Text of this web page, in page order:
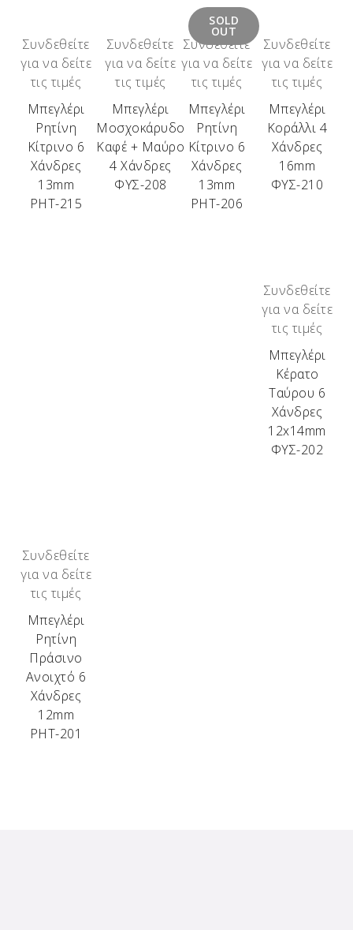
Συνδεθείτε
για να δείτε
τις τιμές
Μπεγλέρι
Ρητίνη
Κίτρινο 6
Χάνδρες
13mm
ΡΗΤ-215
Συνδεθείτε
για να δείτε
τις τιμές
Μπεγλέρι
Μοσχοκάρυδο
Καφέ + Μαύρο
4 Χάνδρες
ΦΥΣ-208
SOLD
OUT
Συνδεθείτε
για να δείτε
τις τιμές
Μπεγλέρι
Ρητίνη
Κίτρινο 6
Χάνδρες
13mm
ΡΗΤ-206
Συνδεθείτε
για να δείτε
τις τιμές
Μπεγλέρι
Κοράλλι 4
Χάνδρες
16mm
ΦΥΣ-210
Συνδεθείτε
για να δείτε
τις τιμές
Μπεγλέρι
Κέρατο
Ταύρου 6
Χάνδρες
12x14mm
ΦΥΣ-202
Συνδεθείτε
για να δείτε
τις τιμές
Μπεγλέρι
Ρητίνη
Πράσινο
Ανοιχτό 6
Χάνδρες
12mm
ΡΗΤ-201